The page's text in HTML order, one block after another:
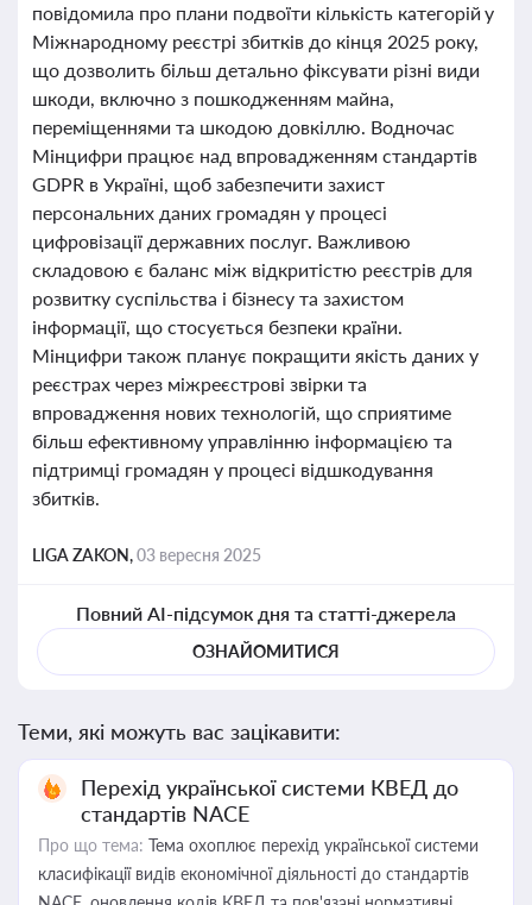
повідомила про плани подвоїти кількість категорій у
Міжнародному реєстрі збитків до кінця 2025 року,
що дозволить більш детально фіксувати різні види
шкоди, включно з пошкодженням майна,
переміщеннями та шкодою довкіллю. Водночас
Мінцифри працює над впровадженням стандартів
GDPR в Україні, щоб забезпечити захист
персональних даних громадян у процесі
цифровізації державних послуг. Важливою
складовою є баланс між відкритістю реєстрів для
розвитку суспільства і бізнесу та захистом
інформації, що стосується безпеки країни.
Мінцифри також планує покращити якість даних у
реєстрах через міжреєстрові звірки та
впровадження нових технологій, що сприятиме
більш ефективному управлінню інформацією та
підтримці громадян у процесі відшкодування
збитків.
LIGA ZAKON,03 вересня 2025
Повний AI-підсумок дня та статті-джерела
ОЗНАЙОМИТИСЯ
Теми, які можуть вас зацікавити:
Перехід української системи КВЕД до
стандартів NACE
Про що тема: Тема охоплює перехід української системи
класифікації видів економічної діяльності до стандартів